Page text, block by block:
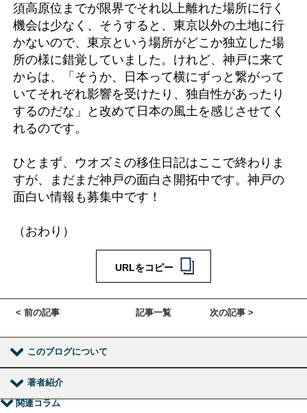
須高原位までが限界でそれ以上離れた場所に行く
機会は少なく、そうすると、東京以外の土地に行
かないので、東京という場所がどこか独立した場
所の様に錯覚していました。けれど、神戸に来て
からは、「そうか、日本って横にずっと繋がって
いてそれぞれ影響を受けたり、独自性があったり
するのだな」と改めて日本の風土を感じさせてく
れるのです。
ひとまず、ウオズミの移住日記はここで終わりま
すが、まだまだ神戸の面白さ開拓中です。神戸の
面白い情報も募集中です！
（おわり）
URLをコピー
< 前の記事 記事一覧 次の記事 >
このブログについて
著者紹介
関連コラム